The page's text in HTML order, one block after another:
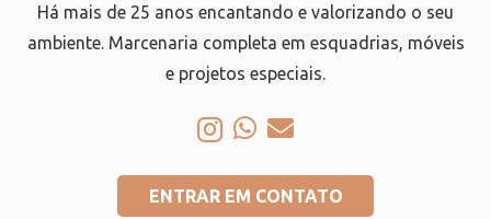
Há mais de 25 anos encantando e valorizando o seu
ambiente. Marcenaria completa em esquadrias, móveis
e projetos especiais.
ENTRAR EM CONTATO